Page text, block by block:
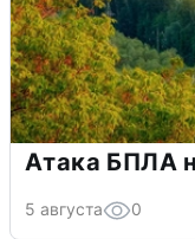
Атака БПЛА
5 августа 0